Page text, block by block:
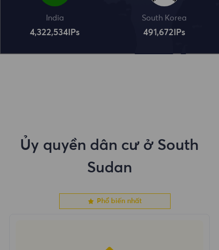
India
4,322,534 IPs
South Korea
491,672 IPs
Ủy quyền dân cư ở South
Sudan
Phổ biến nhất